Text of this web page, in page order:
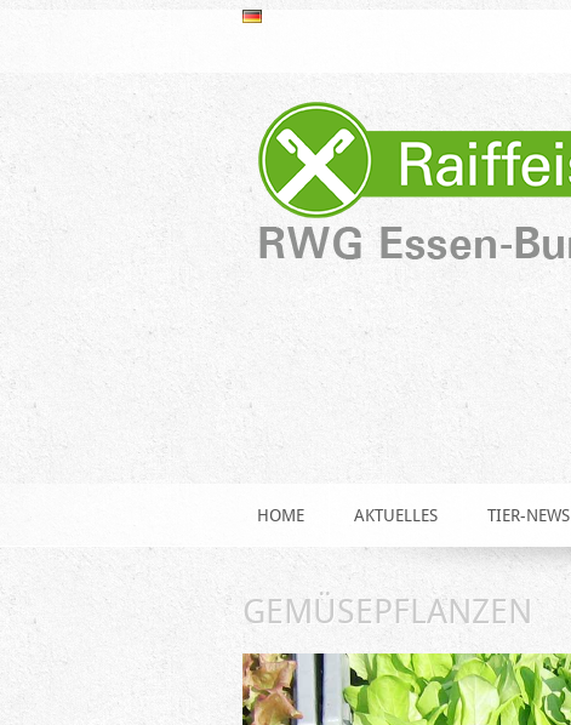
HOME AKTUELLES TIER-NEWS
GEMÜSEPFLANZEN